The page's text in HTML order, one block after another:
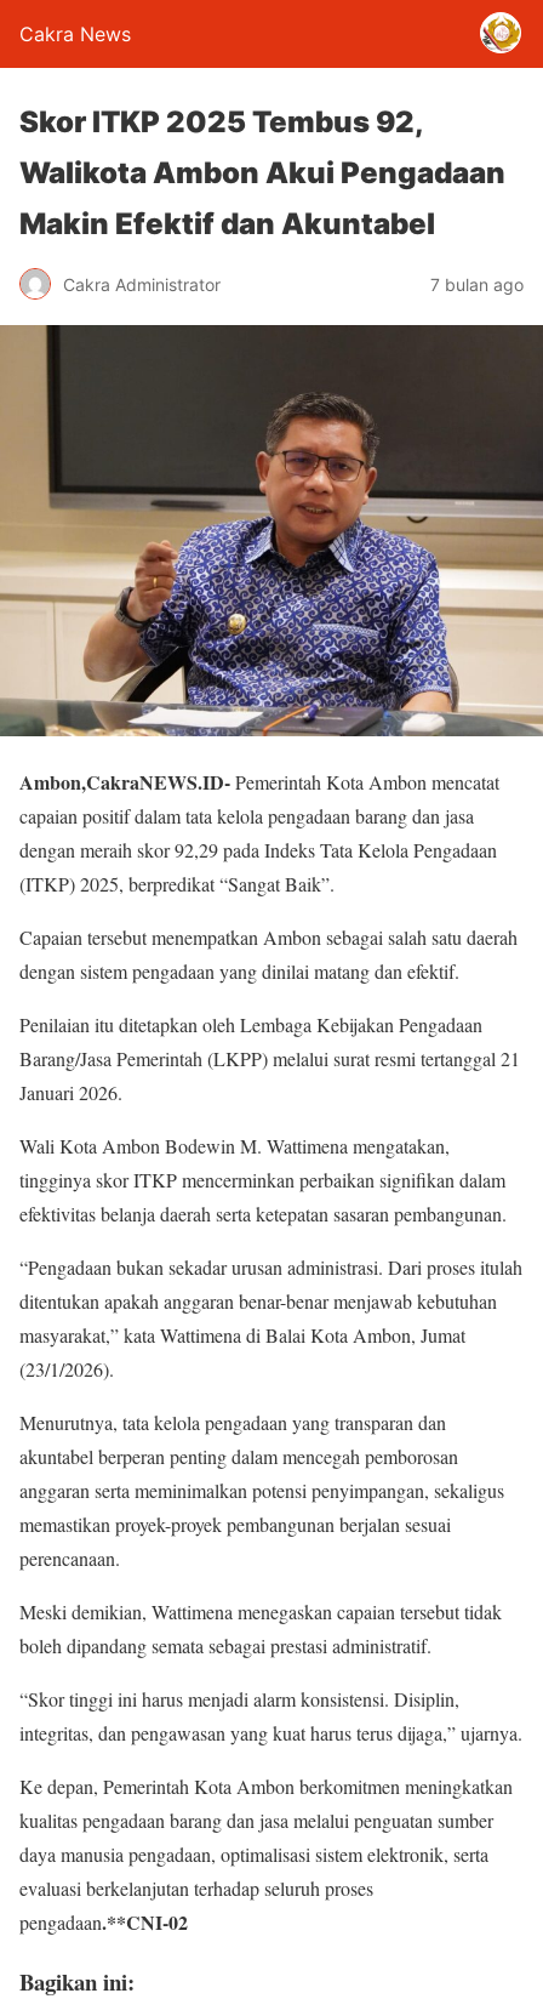
Cakra News
Skor ITKP 2025 Tembus 92,
Walikota Ambon Akui Pengadaan
Makin Efektif dan Akuntabel
Cakra Administrator 7 bulan ago
Ambon,CakraNEWS.ID-Pemerintah Kota Ambon mencatat
capaian positif dalam tata kelola pengadaan barang dan jasa
dengan meraih skor 92,29 pada Indeks Tata Kelola Pengadaan
(ITKP) 2025, berpredikat “Sangat Baik”.
Capaian tersebut menempatkan Ambon sebagai salah satu daerah
dengan sistem pengadaan yang dinilai matang dan efektif.
Penilaian itu ditetapkan oleh Lembaga Kebijakan Pengadaan
Barang/Jasa Pemerintah (LKPP) melalui surat resmi tertanggal 21
Januari 2026.
Wali Kota Ambon Bodewin M. Wattimena mengatakan,
tingginya skor ITKP mencerminkan perbaikan signifikan dalam
efektivitas belanja daerah serta ketepatan sasaran pembangunan.
“Pengadaan bukan sekadar urusan administrasi. Dari proses itulah
ditentukan apakah anggaran benar-benar menjawab kebutuhan
masyarakat,” kata Wattimena di Balai Kota Ambon, Jumat
(23/1/2026).
Menurutnya, tata kelola pengadaan yang transparan dan
akuntabel berperan penting dalam mencegah pemborosan
anggaran serta meminimalkan potensi penyimpangan, sekaligus
memastikan proyek-proyek pembangunan berjalan sesuai
perencanaan.
Meski demikian, Wattimena menegaskan capaian tersebut tidak
boleh dipandang semata sebagai prestasi administratif.
“Skor tinggi ini harus menjadi alarm konsistensi. Disiplin,
integritas, dan pengawasan yang kuat harus terus dijaga,” ujarnya.
Ke depan, Pemerintah Kota Ambon berkomitmen meningkatkan
kualitas pengadaan barang dan jasa melalui penguatan sumber
daya manusia pengadaan, optimalisasi sistem elektronik, serta
evaluasi berkelanjutan terhadap seluruh proses
pengadaan.**CNI-02
Bagikan ini: